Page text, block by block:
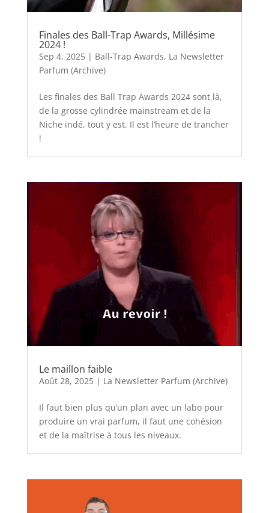
Finales des Ball-Trap Awards, Millésime
2024 !
Sep 4, 2025| Ball-Trap Awards, La Newsletter
Parfum (Archive)
Les finales des Ball Trap Awards 2024 sont là,
de la grosse cylindrée mainstream et de la
Niche indé, tout y est. Il est l’heure de trancher
!
Le maillon faible
Août 28, 2025| La Newsletter Parfum (Archive)
Il faut bien plus qu’un plan avec un labo pour
produire un vrai parfum, il faut une cohésion
et de la maîtrise à tous les niveaux.